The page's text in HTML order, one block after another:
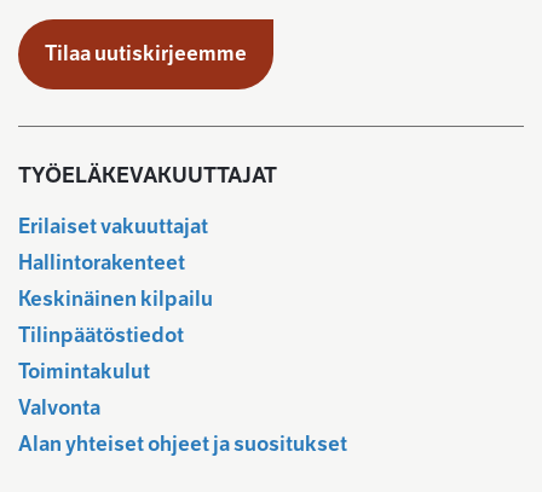
Tilaa uutiskirjeemme
TYÖELÄKEVAKUUTTAJAT
Erilaiset vakuuttajat
Hallintorakenteet
Keskinäinen kilpailu
Tilinpäätöstiedot
Toimintakulut
Valvonta
Alan yhteiset ohjeet ja suositukset